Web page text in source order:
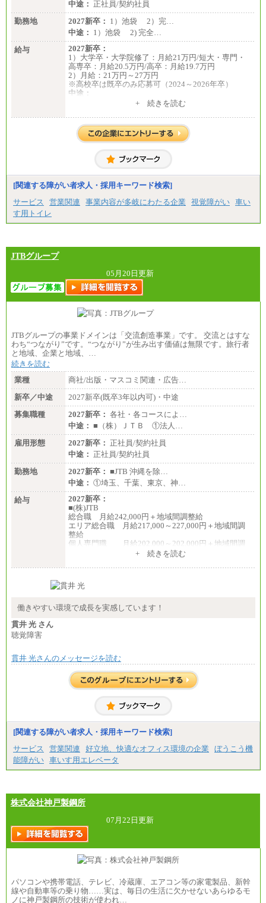
中途： 正社員/契約社員
勤務地
2027新卒： 1）池袋 2）完…
中途： 1）池袋 2) 完全…
給与
2027新卒：
1）大学卒・大学院修了：月給21万円/短大・専門・
高専卒：月給20.5万円/高卒：月給19.7万円
2）月給：21万円～27万円
※高校卒は既卒のみ応募可（2024～2026年卒）
中途：
1）月給：21万円～25万円+ 続きを読む
[関連する障がい者求人・採用キーワード検索]
サービス
営業関連 事業内容が多岐にわたる企業 視覚障がい 車い
す用トイレ
JTBグループ
05月20日更新
JTBグループの事業ドメインは「交流創造事業」です。 交流とはすな
わち“つながり”です。“つながり”が生み出す価値は無限です。旅行者
と地域、企業と地域、…
続きを読む
業種
商社/出版・マスコミ関連・広告…
新卒／中途
2027新卒(既卒3年以内可)・中途
募集職種
2027新卒： 各社・各コースによ…
中途： ■（株）ＪＴＢ ①法人…
雇用形態
2027新卒： 正社員/契約社員
中途： 正社員/契約社員
勤務地
2027新卒： ■JTB 沖縄を除…
中途： ①埼玉、千葉、東京、神…
給与
2027新卒：
■(株)JTB
総合職 月給242,000円＋地域間調整給
エリア総合職 月給217,000～227,000円＋地域間調
整給
個人専門職 月給202,000～202,000円＋地域間調
総合職 月給208,000～235,000円
※詳細はJTBキャリアサイトよりご確認ください。
総合職 月給220,000～230,000円＋地域間調整給
整給
※詳細はJTBキャリアサイトよりご確認ください。
■(株)JTBコミュニケーションデザイン
総合職 月給230,000円
みなし残業手当：20,000円（一律支給）※みなし
残業手当の残業時間は10.43時間。
間に応じて、時間外手当等を支給。
エリアサポート職 月給188,000円
■（株）JTBグローバルマーケティング＆トラベル
訪日事業職 月給202,000～227,000円＋地域間調整
給
※詳細はJTBキャリアサイトよりご確認ください。
■(株)JTBビジネストランスフォーム
総合職 月給205,000～225,000円＋地域間調整給
※詳細はJTBキャリアサイトよりご確認ください。
■(株)JTBデータサービス ※2027年新卒募集終了
+ 続きを読む
働きやすい環境で成長を実感しています！
貫井 光 さん
聴覚障害
貫井 光さんのメッセージを読む
[関連する障がい者求人・採用キーワード検索]
サービス
営業関連 好立地、快適なオフィス環境の企業
ぼうこう機
能障がい 車いす用エレベータ
株式会社神戸製鋼所
07月22日更新
パソコンや携帯電話、テレビ、冷蔵庫、エアコン等の家電製品、新幹
線や自動車等の乗り物……実は、毎日の生活に欠かせないあらゆるモ
ノに神戸製鋼所の技術が使われ…